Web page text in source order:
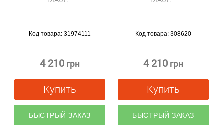
Код товара:31974111
4 210 грн
Купить
БЫСТРЫЙ ЗАКАЗ
Код товара: 308620
4 210 грн
Купить
БЫСТРЫЙ ЗАКАЗ